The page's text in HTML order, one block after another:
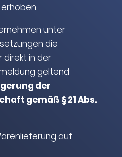
unter
die
direkt in der
geltend
der
gemäß § 21 Abs.
auf